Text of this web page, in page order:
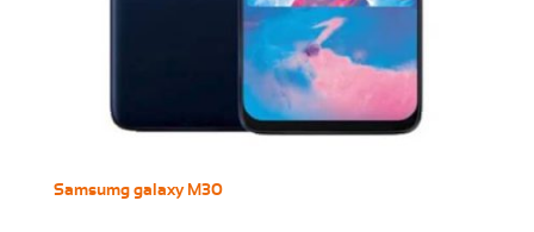
Samsumg galaxy M30